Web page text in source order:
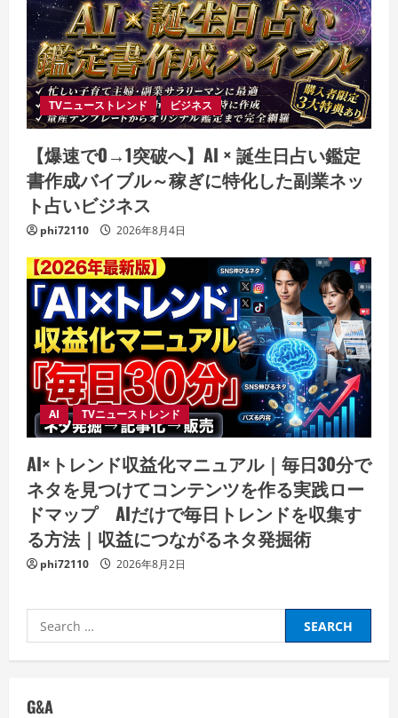
TVニューストレンド ビジネス
【爆速で0→1突破へ】AI × 誕生日占い鑑定
書作成バイブル～稼ぎに特化した副業ネッ
ト占いビジネス
phi72110 2026年8月4日
AI TVニューストレンド
AI×トレンド収益化マニュアル｜毎日30分で
ネタを見つけてコンテンツを作る実践ロー
ドマップ AIだけで毎日トレンドを収集す
る方法｜収益につながるネタ発掘術
phi72110 2026年8月2日
Search
for:
G&A